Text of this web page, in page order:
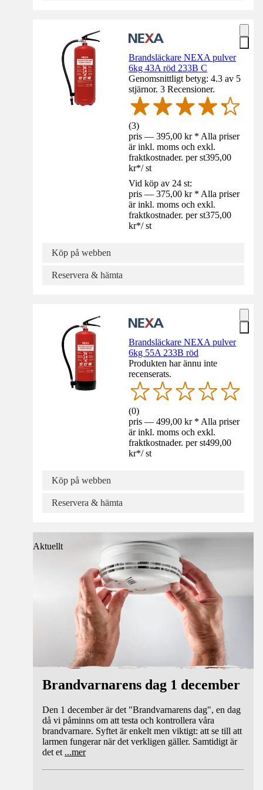
Brandsläckare NEXA pulver
6kg 43A röd 233B C
Genomsnittligt betyg: 4.3 av 5
stjärnor. 3 Recensioner.
(3)
pris — 395,00 kr * Alla priser
är inkl. moms och exkl.
fraktkostnader. per st395,00
kr*/ st
Vid köp av 24 st:
pris — 375,00 kr * Alla priser
är inkl. moms och exkl.
fraktkostnader. per st375,00
kr*/ st
Köp på webben
Reservera & hämta
Brandsläckare NEXA pulver
6kg 55A 233B röd
Produkten har ännu inte
recenserats.
(0)
pris — 499,00 kr * Alla priser
är inkl. moms och exkl.
fraktkostnader. per st499,00
kr*/ st
Köp på webben
Reservera & hämta
Aktuellt
Brandvarnarens dag 1 december
Den 1 december är det "Brandvarnarens dag", en dag
då vi påminns om att testa och kontrollera våra
brandvarnare. Syftet är enkelt men viktigt: att se till att
larmen fungerar när det verkligen gäller. Samtidigt är
det et ...mer